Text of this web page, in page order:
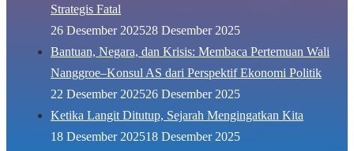
Strategis Fatal
26 Desember 202528 Desember 2025
Bantuan, Negara, dan Krisis: Membaca Pertemuan Wali
Nanggroe–Konsul AS dari Perspektif Ekonomi Politik
22 Desember 202526 Desember 2025
Ketika Langit Ditutup, Sejarah Mengingatkan Kita
18 Desember 202518 Desember 2025